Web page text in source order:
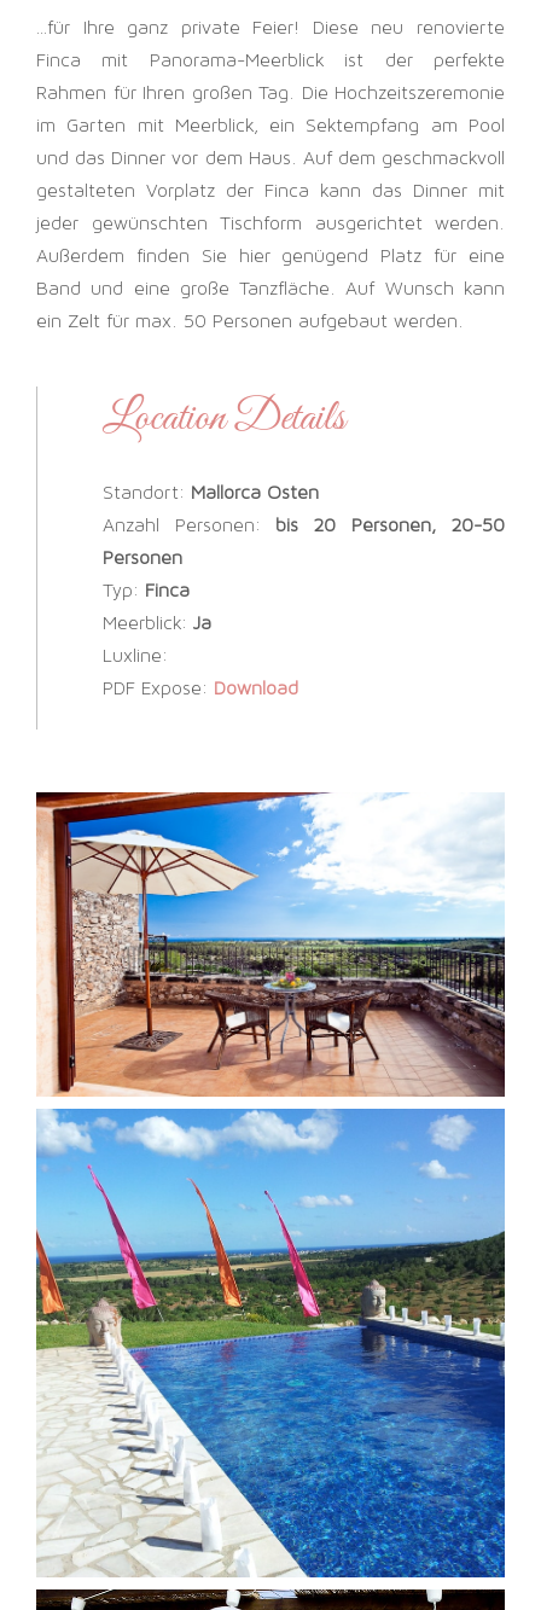
…für Ihre ganz private Feier! Diese neu renovierte
Finca mit Panorama-Meerblick ist der perfekte
Rahmen für Ihren großen Tag. Die Hochzeitszeremonie
im Garten mit Meerblick, ein Sektempfang am Pool
und das Dinner vor dem Haus. Auf dem geschmackvoll
gestalteten Vorplatz der Finca kann das Dinner mit
jeder gewünschten Tischform ausgerichtet werden.
Außerdem finden Sie hier genügend Platz für eine
Band und eine große Tanzfläche. Auf Wunsch kann
ein Zelt für max. 50 Personen aufgebaut werden.
Location Details
Standort: Mallorca Osten
Anzahl Personen:
bis 20 Personen, 20-50
Personen
Typ: Finca
Meerblick:Ja
Luxline:
PDF Expose: Download